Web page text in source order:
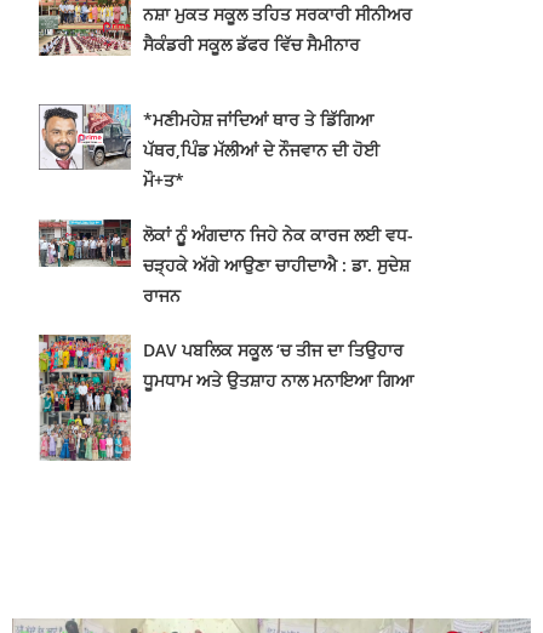
ਨਸ਼ਾ ਮੁਕਤ ਸਕੂਲ ਤਹਿਤ ਸਰਕਾਰੀ ਸੀਨੀਅਰ
ਸੈਕੰਡਰੀ ਸਕੂਲ ਡੱਫਰ ਵਿੱਚ ਸੈਮੀਨਾਰ
*ਮਣੀਮਹੇਸ਼ ਜਾਂਦਿਆਂ ਥਾਰ ਤੇ ਡਿੱਗਿਆ
ਪੱਥਰ,ਪਿੰਡ ਮੱਲੀਆਂ ਦੇ ਨੌਜਵਾਨ ਦੀ ਹੋਈ
ਮੌ+ਤ*
ਲੋਕਾਂ ਨੂੂੰ ਅੰਗਦਾਨ ਜਿਹੇ ਨੇਕ ਕਾਰਜ ਲਈ ਵਧ-
ਚੜ੍ਹਕੇ ਅੱਗੇ ਆਉਣਾ ਚਾਹੀਦਾਐ : ਡਾ. ਸੁਦੇਸ਼
ਰਾਜਨ
DAV ਪਬਲਿਕ ਸਕੂਲ ‘ਚ ਤੀਜ ਦਾ ਤਿਉਹਾਰ
ਧੂਮਧਾਮ ਅਤੇ ਉਤਸ਼ਾਹ ਨਾਲ ਮਨਾਇਆ ਗਿਆ